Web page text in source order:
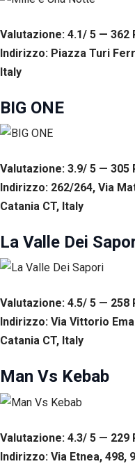
Valutazione: 4.1/ 5 — 362
Indirizzo: Piazza Turi
Italy
BIG ONE
Valutazione: 3.9/ 5 — 305
Indirizzo: 262/264, Via
Catania CT, Italy
La Valle Dei
Valutazione: 4.5/ 5 — 258
Indirizzo: Via Vittorio
Catania CT, Italy
Man Vs Kebab
Valutazione: 4.3/ 5 — 229
Indirizzo: Via Etnea, 498,
funzionalità
struttura
del sito
web, in
del sito
web
Esperienza
Per
permettere
una migliore
di
sul nostro
Se rifiuti
questi
alcune
sito non
saranno
disponibili.
Marketing
Condividendo i